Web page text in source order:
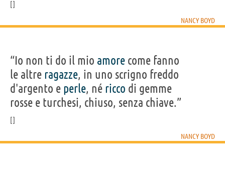
NANCY BOYD
“Io non ti do il mio amore come fanno
le altre ragazze, in uno scrigno freddo
d'argento e perle, né ricco di gemme
rosse e turchesi, chiuso, senza chiave.”
NANCY BOYD